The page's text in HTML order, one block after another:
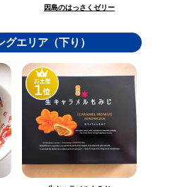
因島のはっさくゼリー
グエリア（下り）